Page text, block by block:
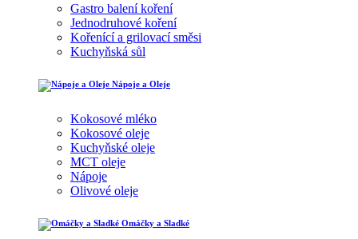
Gastro balení koření
Jednodruhové koření
Kořenící a grilovací směsi
Kuchyňská sůl
Nápoje a Oleje
Kokosové mléko
Kokosové oleje
Kuchyňské oleje
MCT oleje
Nápoje
Olivové oleje
Omáčky a Sladké